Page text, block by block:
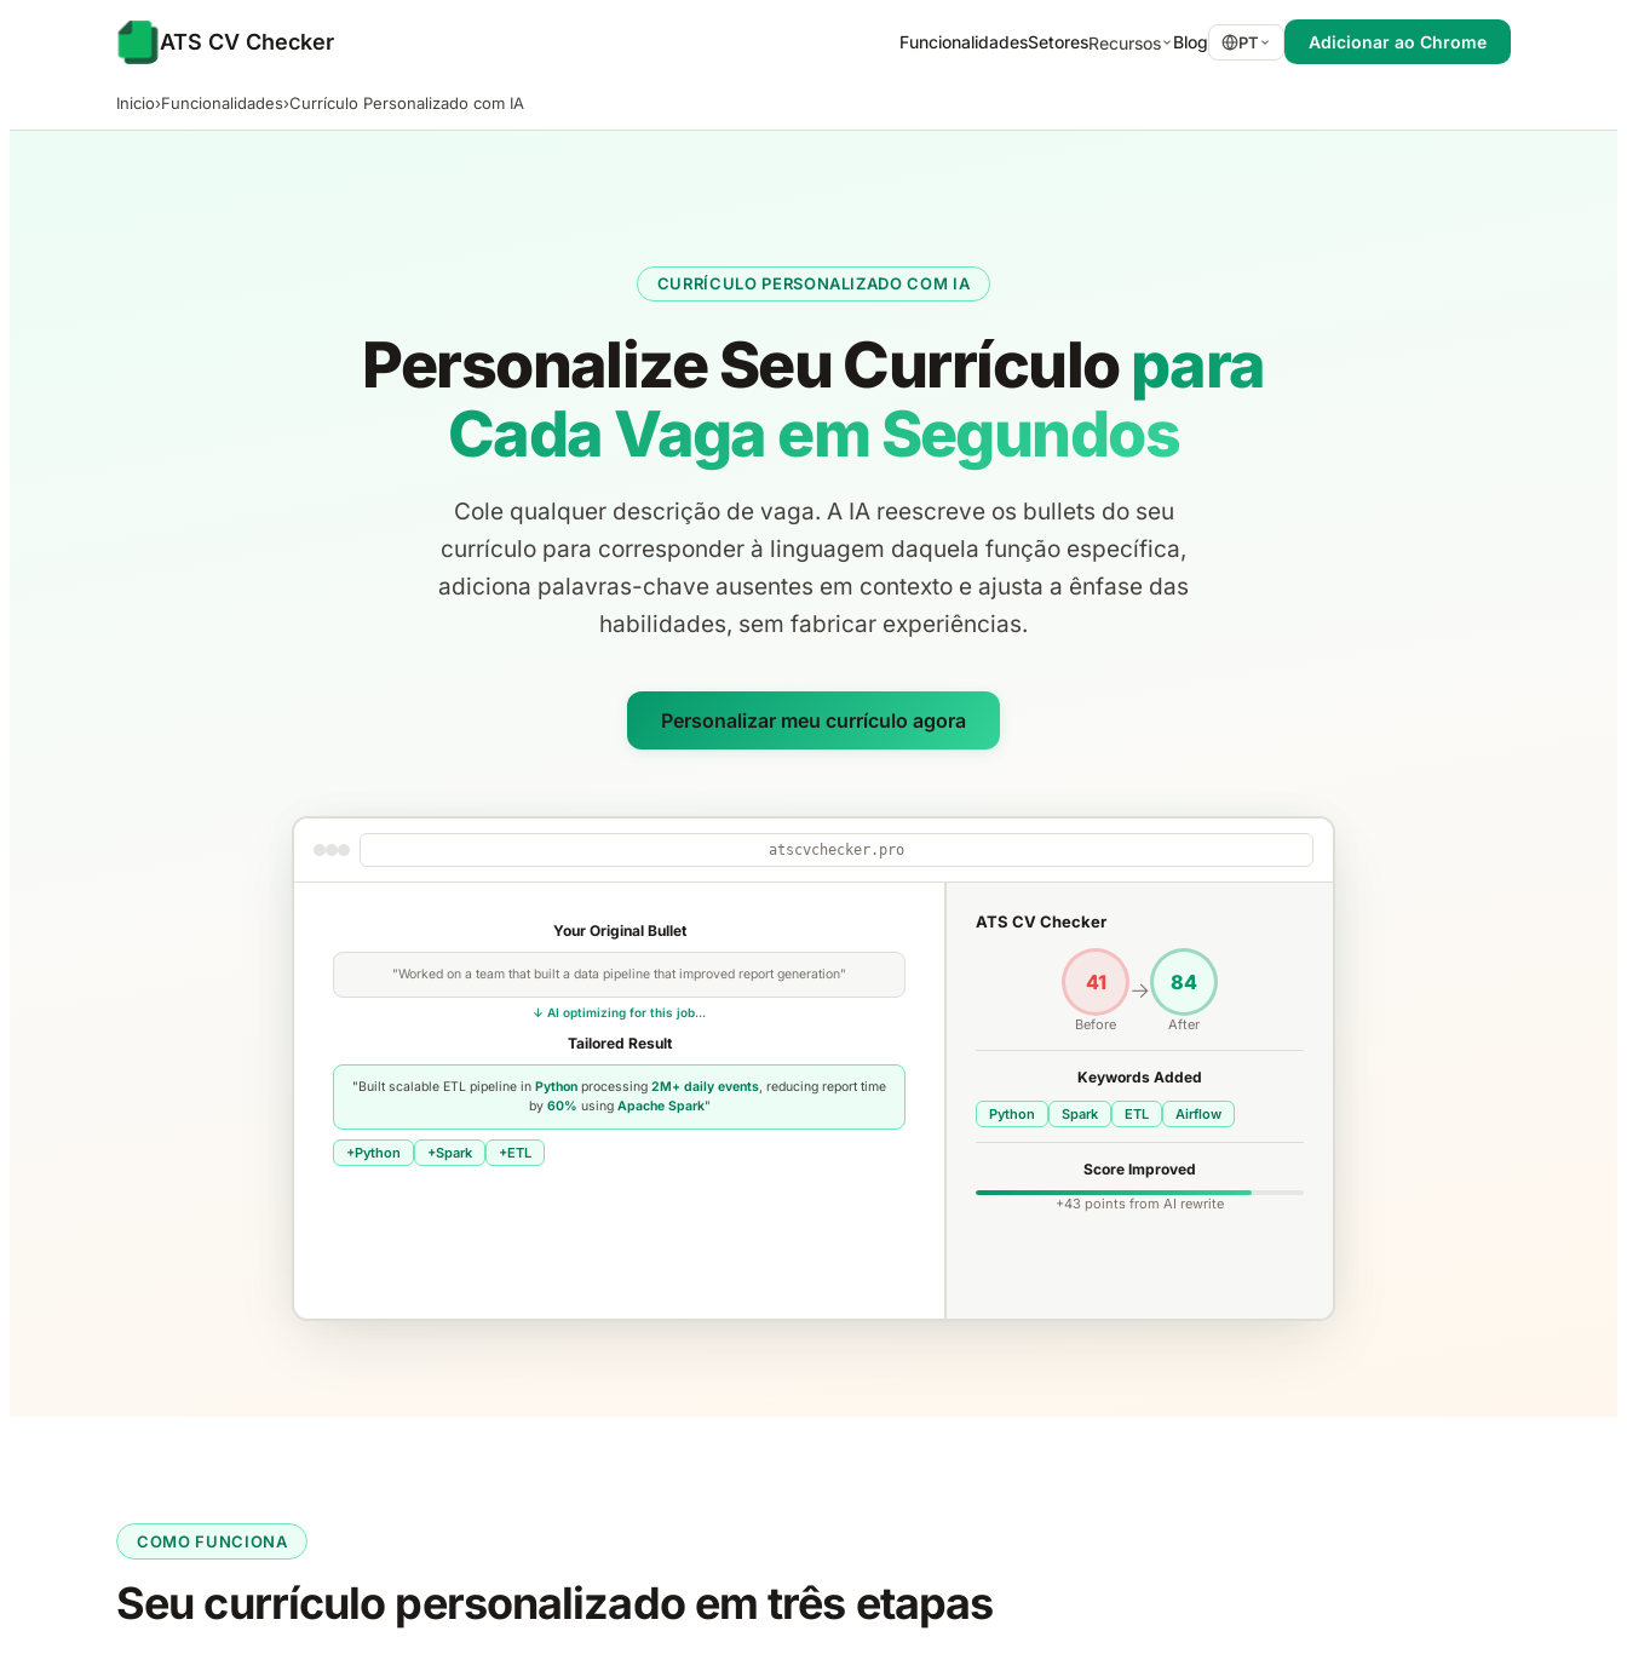
ATS CV Checker FuncionalidadesSetoresRecursos Blog PT Adicionar ao Chrome
Inicio›Funcionalidades›Currículo Personalizado com IA
CURRÍCULO PERSONALIZADO COM IA
Personalize Seu Currículopara
Cada Vaga em Segundos
Cole qualquer descrição de vaga. A IA reescreve os bullets do seu
currículo para corresponder à linguagem daquela função específica,
adiciona palavras-chave ausentes em contexto e ajusta a ênfase das
habilidades, sem fabricar experiências.
Personalizar meu currículo agora
atscvchecker.pro
Your Original Bullet
"Worked on a team that built a data pipeline that improved report generation"
↓ AI optimizing for this job...
Tailored Result
"Built scalable ETL pipeline in Python processing 2M+ daily events, reducing report time
by 60% using Apache Spark"
+Python +Spark +ETL
ATS CV Checker
41
Before
→ 84
After
Keywords Added
Python Spark ETL Airflow
Score Improved
+43 points from AI rewrite
COMO FUNCIONA
Seu currículo personalizado em três etapas